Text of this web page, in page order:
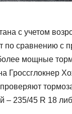
с учетом
по сравнению
мощные
Гроссглокнер
– 235/45 R 18